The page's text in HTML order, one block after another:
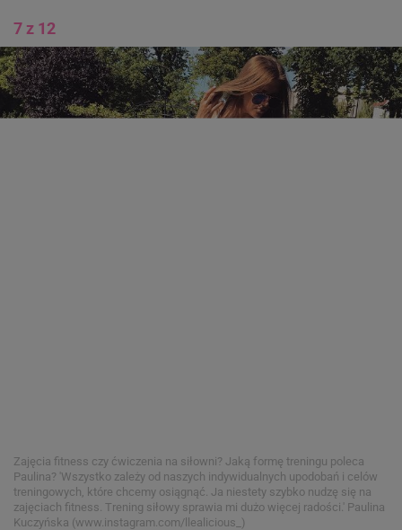
7 z 12
Zajęcia fitness czy ćwiczenia na siłowni? Jaką formę treningu poleca
Paulina? 'Wszystko zależy od naszych indywidualnych upodobań i celów
treningowych, które chcemy osiągnąć. Ja niestety szybko nudzę się na
zajęciach fitness. Trening siłowy sprawia mi dużo więcej radości.' Paulina
Kuczyńska (www.instagram.com/llealicious_)